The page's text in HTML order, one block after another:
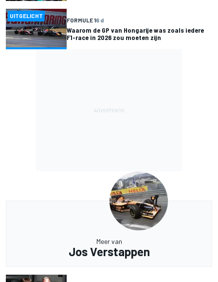
UITGELICHT
FORMULE 16 d
Waarom de GP van Hongarije was zoals iedere
F1-race in 2026 zou moeten zijn
Meer van
Jos Verstappen